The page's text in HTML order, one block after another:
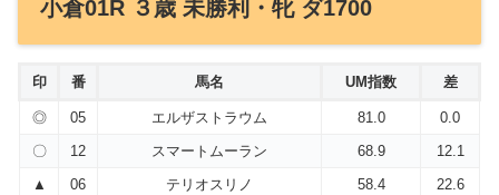
小倉01R ３歳 未勝利・牝 ダ1700
印 番 馬名 UM指数 差
◎ 05 エルザストラウム 81.0
0.0
〇
12 スマートムーラン 68.9
12.1
▲
06 テリオスリノ 58.4
22.6